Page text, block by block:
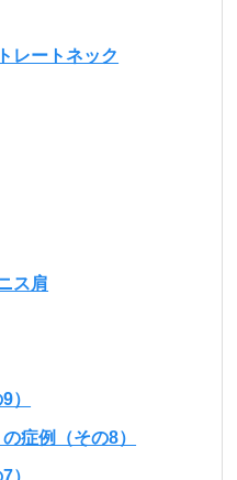
レートネック
ス肩
）
症例（その8）
）